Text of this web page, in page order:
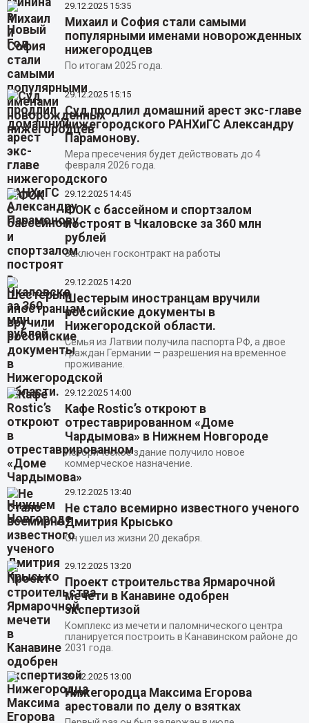
29.12.2025 15:35
Михаил и София стали самыми
популярными именами новорожденных
нижегородцев
По итогам 2025 года.
29.12.2025 15:15
Суд продлил домашний арест экс-главе
нижегородского РАНХиГС Александру
Парамонову.
Мера пресечения будет действовать до 4
февраля 2026 года.
29.12.2025 14:45
ФОК с бассейном и спортзалом
построят в Чкаловске за 360 млн
рублей
Заключен госконтракт на работы
29.12.2025 14:20
Шестерым иностранцам вручили
российские документы в
Нижегородской области.
Семья из Латвии получила паспорта РФ, а двое
граждан Германии — разрешения на временное
проживание.
29.12.2025 14:00
Кафе Rostic’s откроют в
отреставрированном «Доме
Чардымова» в Нижнем Новгороде
Историческое здание получило новое
коммерческое назначение.
29.12.2025 13:40
Не стало всемирно известного ученого
Дмитрия Крысько
Он ушел из жизни 20 декабря.
29.12.2025 13:20
Проект строительства Ярмарочной
мечети в Канавине одобрен
экспертизой
Комплекс из мечети и паломнического центра
планируется построить в Канавинском районе до
2031 года.
29.12.2025 13:00
Нижегородца Максима Егорова
арестовали по делу о взятках